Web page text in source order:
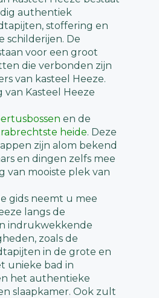
authentiek
stoffering en
schilderijen. De
voor een groot
die verbonden zijn
van kasteel Heeze.
van Kasteel Heeze
en de
heide. Deze
zijn alom bekend
en dingen zelfs mee
van mooiste plek van
gids neemt u mee
langs de
indrukwekkende
zoals de
in de grote en
unieke bad in
het authentieke
slaapkamer. Ook zult